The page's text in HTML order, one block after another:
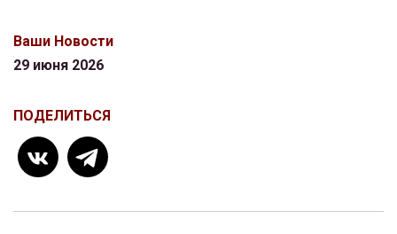
Ваши Новости
29 июня 2026
ПОДЕЛИТЬСЯ